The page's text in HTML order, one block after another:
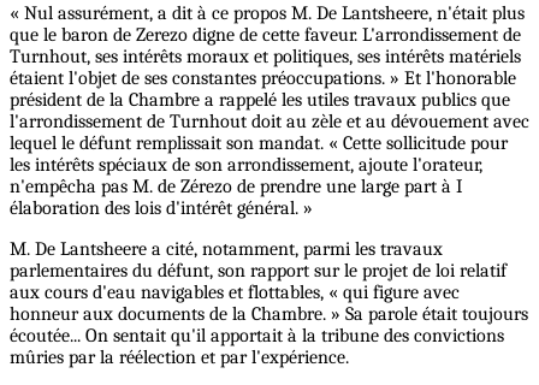
« Nul assurément, a dit à ce propos M. De Lantsheere, n'était plus
que le baron de Zerezo digne de cette faveur. L'arrondissement de
Turnhout, ses intérêts moraux et politiques, ses intérêts matériels
étaient l'objet de ses constantes préoccupations. » Et l'honorable
président de la Chambre a rappelé les utiles travaux publics que
l'arrondissement de Turnhout doit au zèle et au dévouement avec
lequel le défunt remplissait son mandat. « Cette sollicitude pour
les intérêts spéciaux de son arrondissement, ajoute l'orateur,
n'empêcha pas M. de Zérezo de prendre une large part à I
élaboration des lois d'intérêt général. »
M. De Lantsheere a cité, notamment, parmi les travaux
parlementaires du défunt, son rapport sur le projet de loi relatif
aux cours d'eau navigables et flottables, « qui figure avec
honneur aux documents de la Chambre. » Sa parole était toujours
écoutée... On sentait qu'il apportait à la tribune des convictions
mûries par la réélection et par l'expérience.